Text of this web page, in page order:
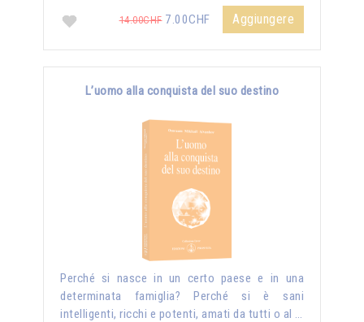
14.00CHF7.00CHF Aggiungere
L’uomo alla conquista del suo destino
Perché si nasce in un certo paese e in una
determinata famiglia? Perché si è sani
intelligenti, ricchi e potenti, amati da tutti o al …